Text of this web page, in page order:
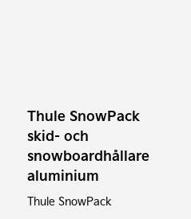
Thule SnowPack
skid- och
snowboardhållare
aluminium
Thule SnowPack
alternativen
kan
väljas
produktsidan